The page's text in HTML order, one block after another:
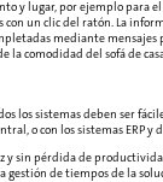
y lugar, por ejemplo para
un clic del ratón. La
mediante
la comodidad del sofá de
los sistemas deben ser
o con los sistemas ERP
y sin pérdida de
gestión de tiempos de la